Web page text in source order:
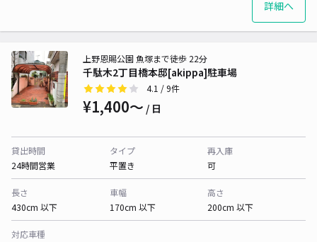
詳細へ
千駄木2丁目橋本邸[akippa]駐車場
上野恩賜公園 魚塚まで徒歩 22分
4.1 / 9件
¥1,400〜 / 日
貸出時間
24時間営業
タイプ
平置き
再入庫
可
長さ
430cm 以下
車幅
170cm 以下
高さ
200cm 以下
対応車種